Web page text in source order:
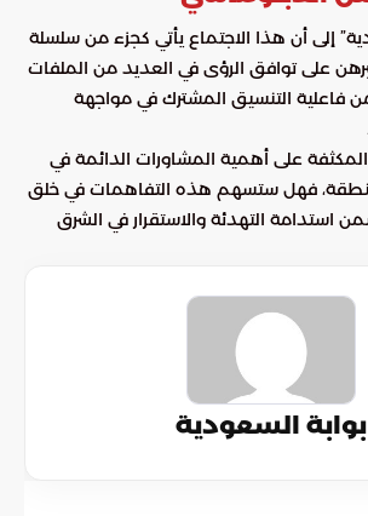
إلى أن هذا الاجتماع يأتي كجزء من سلسلة
على توافق الرؤى في العديد من الملفات
فاعلية التنسيق المشترك في مواجهة
على أهمية المشاورات الدائمة في
فهل ستسهم هذه التفاهمات في خلق
استدامة التهدئة والاستقرار في الشرق
بوابة السعودية